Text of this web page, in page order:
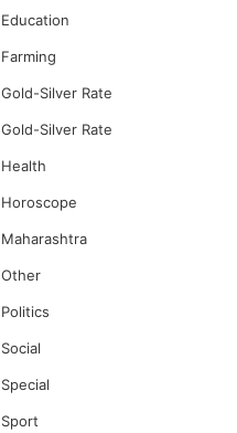
Education
Farming
Gold-Silver Rate
Gold-Silver Rate
Health
Horoscope
Maharashtra
Other
Politics
Social
Special
Sport